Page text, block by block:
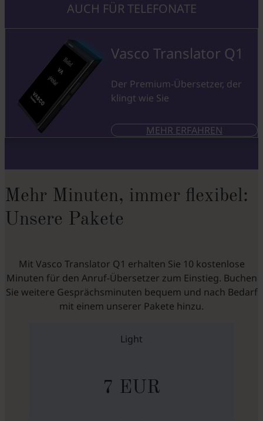
AUCH FÜR TELEFONATE
Vasco Translator Q1
Der Premium-Übersetzer, der
klingt wie Sie
MEHR ERFAHREN
Mehr Minuten, immer flexibel:
Unsere Pakete
Mit Vasco Translator Q1 erhalten Sie 10 kostenlose
Minuten für den Anruf-Übersetzer zum Einstieg. Buchen
Sie weitere Gesprächsminuten bequem und nach Bedarf
mit einem unserer Pakete hinzu.
Light
7 EUR